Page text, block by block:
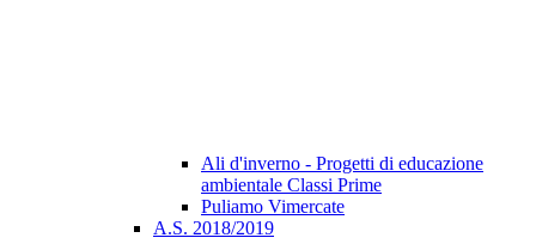
Ali d'inverno - Progetti di educazione
ambientale Classi Prime
Puliamo Vimercate
A.S. 2018/2019